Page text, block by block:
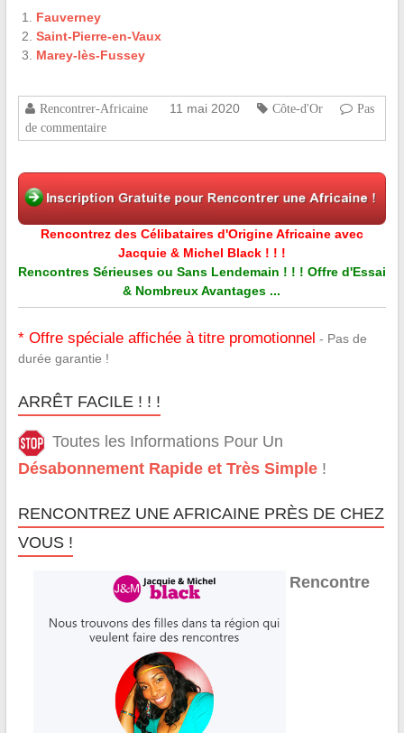
Fauverney
Saint-Pierre-en-Vaux
Marey-lès-Fussey
Rencontrer-Africaine 11 mai 2020 Côte-d'Or
Pas
de commentaire
Rencontrez des Célibataires d'Origine Africaine avec
Jacquie & Michel Black ! ! !
Rencontres Sérieuses ou Sans Lendemain ! ! ! Offre d'Essai
& Nombreux Avantages ...
* Offre spéciale affichée à titre promotionnel - Pas de
durée garantie !
ARRÊT FACILE ! ! !
Toutes les Informations Pour Un
Désabonnement Rapide et Très Simple!
RENCONTREZ UNE AFRICAINE PRÈS DE CHEZ
VOUS !
Rencontre